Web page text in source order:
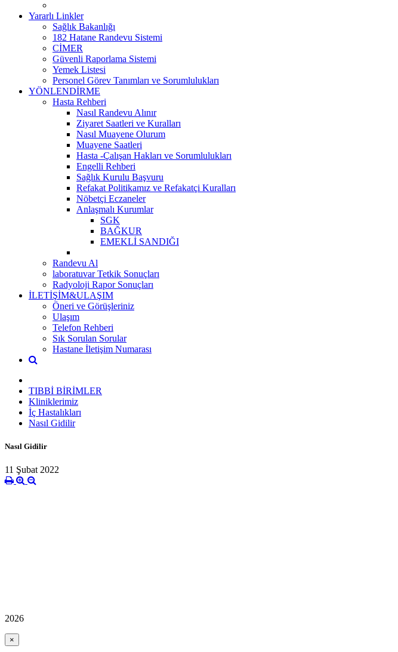
Yararlı Linkler
Sağlık Bakanlığı
182 Hatane Randevu Sistemi
CİMER
Güvenli Raporlama Sistemi
Yemek Listesi
Personel Görev Tanımları ve Sorumlulukları
YÖNLENDİRME
Hasta Rehberi
Nasıl Randevu Alınır
Ziyaret Saatleri ve Kuralları
Nasıl Muayene Olurum
Muayene Saatleri
Hasta -Çalışan Hakları ve Sorumlulukları
Engelli Rehberi
Sağlık Kurulu Başvuru
Refakat Politikamız ve Refakatçi Kuralları
Nöbetçi Eczaneler
Anlaşmalı Kurumlar
SGK
BAĞKUR
EMEKLİ SANDIĞI
Randevu Al
laboratuvar Tetkik Sonuçları
Radyoloji Rapor Sonuçları
İLETİŞİM&ULAŞIM
Öneri ve Görüşleriniz
Ulaşım
Telefon Rehberi
Sık Sorulan Sorular
Hastane İletişim Numarası
TIBBİ BİRİMLER
Kliniklerimiz
İç Hastalıkları
Nasıl Gidilir
Nasıl Gidilir
11 Şubat 2022
2026
×